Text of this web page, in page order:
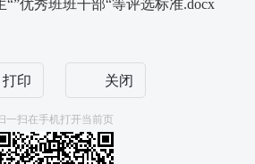
“”优秀班班干部“等评选标准.docx
打印 关闭
一扫在手机打开当前页